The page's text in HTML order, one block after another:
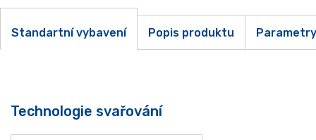
Standartní vybavení Popis produktu Parametry
Technologie svařování